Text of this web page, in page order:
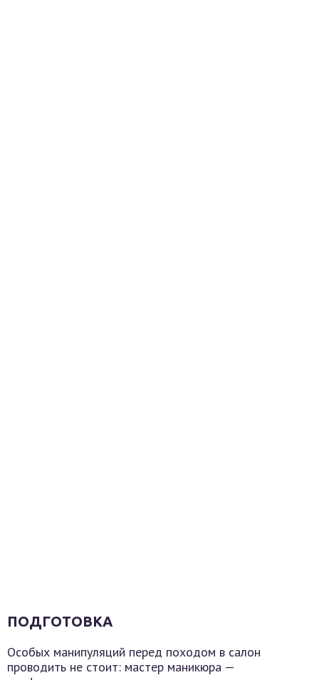
ПОДГОТОВКА
Особых манипуляций перед походом в салон
проводить не стоит: мастер маникюра —